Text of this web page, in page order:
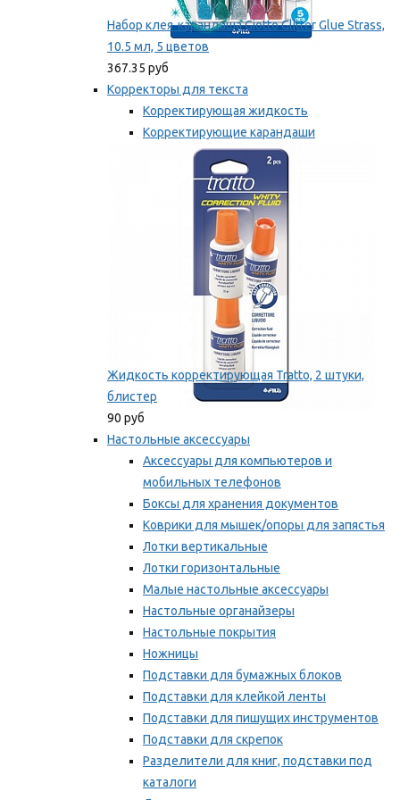
Набор клея-карандаша Giotto Glitter Glue Strass,
10.5 мл, 5 цветов
367.35 руб
Корректоры для текста
Корректирующая жидкость
Корректирующие карандаши
Корректирующие ленты
Мы рекомендуем
Жидкость корректирующая Tratto, 2 штуки,
блистер
90 руб
Настольные аксессуары
Аксессуары для компьютеров и
мобильных телефонов
Боксы для хранения документов
Коврики для мышек/опоры для запястья
Лотки вертикальные
Лотки горизонтальные
Малые настольные аксессуары
Настольные органайзеры
Настольные покрытия
Ножницы
Подставки для бумажных блоков
Подставки для клейкой ленты
Подставки для пишущих инструментов
Подставки для скрепок
Разделители для книг, подставки под
каталоги